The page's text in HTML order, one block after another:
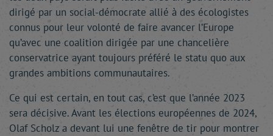
dirigé par un social-démocrate allié à des écologistes
connus pour leur volonté de faire avancer l’Europe
qu’avec une coalition dirigée par une chancelière
conservatrice ayant toujours préféré le statu quo aux
grandes ambitions communautaires.
Ce qui est certain, en tout cas, c’est que l’année 2023
sera décisive. Avant les élections européennes de 2024,
Olaf Scholz a devant lui une fenêtre de tir pour montrer